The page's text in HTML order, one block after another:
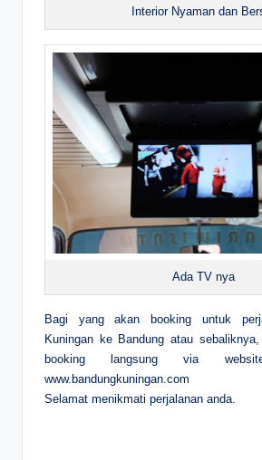
Interior Nyaman dan
Ada TV nya
Bagi yang akan booking untuk
Kuningan ke Bandung atau
booking langsung via
www.bandungkuningan.com
Selamat menikmati perjalanan anda.